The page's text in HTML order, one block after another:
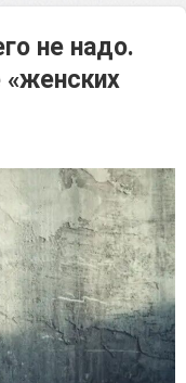
не надо.
«женских